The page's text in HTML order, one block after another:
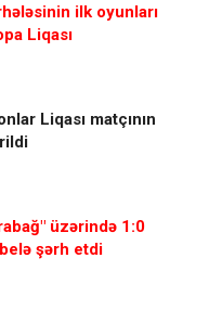
ilk oyunları
Liqası
Liqası matçının
üzərində 1:0
şərh etdi